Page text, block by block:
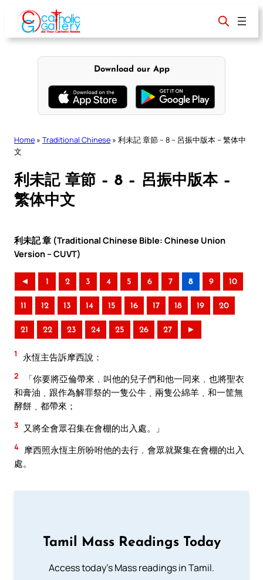
content
Download our App
Home » Traditional Chinese » 利未記 章節 – 8 – 呂振中版本 – 繁体中
文
利未記 章節 – 8 – 呂振中版本 –
繁体中文
利未記 章 (Traditional Chinese Bible: Chinese Union
Version – CUVT)
◄ 1 2 3 4 5 6 7 8 9 10
11 12 13 14 15 16 17 18 19 20
21 22 23 24 25 26 27 ►
1 永恆主告訴摩西說：
2
「你要將亞倫帶來﹐叫他的兒子們和他一同來﹐也將聖衣
和膏油﹑跟作為解罪祭的一隻公牛﹑兩隻公綿羊﹑和一筐無
酵餅﹑都帶來；
3 又將全會眾召集在會棚的出入處。」
4 摩西照永恆主所吩咐他的去行﹐會眾就聚集在會棚的出入
處。
Tamil Mass Readings Today
Access today's Mass readings in Tamil.